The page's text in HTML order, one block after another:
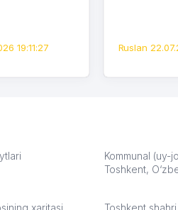
19:11:27 Ruslan
Kommunal (uy-
Toshkent,
xaritasi Toshkent